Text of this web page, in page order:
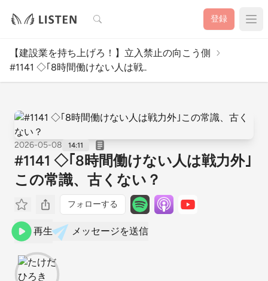
検索 登録
【建設業を持ち上げろ！】立入禁止の向こう側
#1141 ◇｢8時間働けない人は戦..
2026-05-08 14:11
#1141 ◇｢8時間働けない人は戦力外｣
この常識、古くない？
フォローする
再生 メッセージを送信